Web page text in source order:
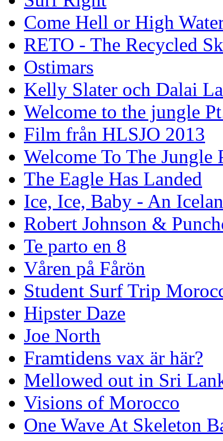
Come Hell or High
RETO - The Recycled
Ostimars
Kelly Slater och Dalai
Welcome to the jungle
Film från HLSJO 2013
Welcome To The Jungle
The Eagle Has Landed
Ice, Ice, Baby - An
Robert Johnson &
Te parto en 8
Våren på Fårön
Student Surf Trip
Hipster Daze
Joe North
Framtidens vax är här?
Mellowed out in Sri
Visions of Morocco
One Wave At Skeleton